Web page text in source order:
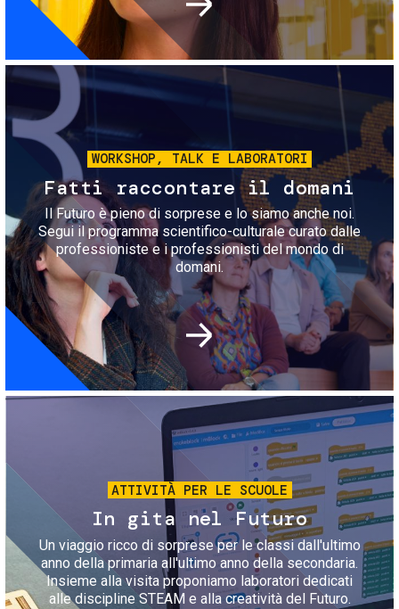
Immagine
WORKSHOP, TALK E LABORATORI
Fatti raccontare il domani
Il Futuro è pieno di sorprese e lo siamo anche noi.
Segui il programma scientifico-culturale curato dalle
professioniste e i professionisti del mondo di
domani.
Immagine
ATTIVITÀ PER LE SCUOLE
In gita nel Futuro
Un viaggio ricco di sorprese per le classi dall'ultimo
anno della primaria all'ultimo anno della secondaria.
Insieme alla visita proponiamo laboratori dedicati
alle discipline STEAM e alla creatività del Futuro.